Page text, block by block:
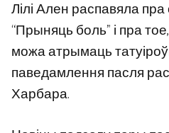
Лілі Ален распавяла
“Прыняць боль” і пра
можа атрымаць
паведамлення пасля
Харбара.